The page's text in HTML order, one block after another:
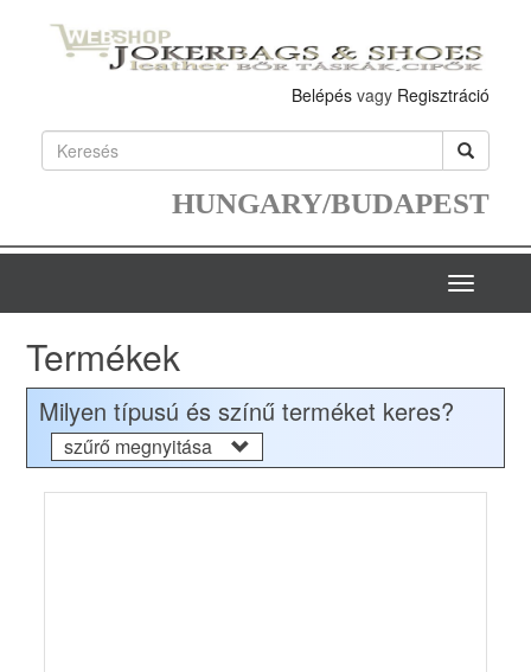
Belépés vagy Regisztráció
HUNGARY/BUDAPEST
Toggle
Termékek
Milyen típusú és színű terméket keres?
szűrő megnyitása